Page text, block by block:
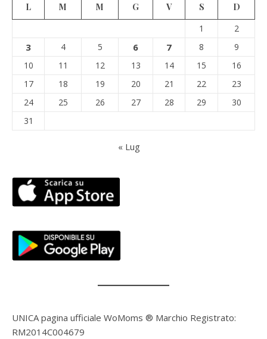
L M M G V S
D
1
2
3 4 5 6 7 8
9
10
11 12 13 14 15
16
17
18 19 20 21 22
23
24
25 26 27 28 29
30
31
« Lug
UNICA pagina ufficiale WoMoms ® Marchio Registrato:
RM2014C004679